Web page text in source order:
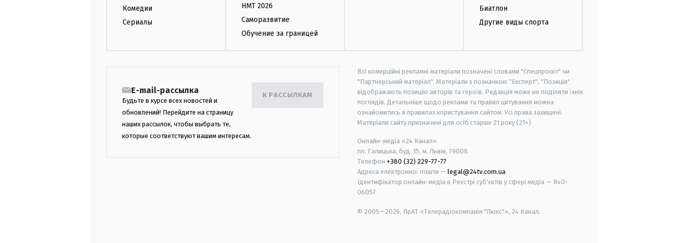
Комедии
Сериалы
НМТ 2026
Саморазвитие
Обучение за границей
Биатлон
Другие виды спорта
E-mail-рассылка
Будьте в курсе всех новостей и
обновлений! Перейдите на страницу
наших рассылок, чтобы выбрать те,
которые соответствуют вашим интересам.
К РАССЫЛКАМ
Всі комерційні рекламні матеріали позначені словами "Спецпроєкт" чи
"Партнерський матеріал". Матеріали з позначкою "Експерт", "Позиція"
відображають позицію авторів та героїв. Редакція може не поділяти їхніх
поглядів. Детальніше щодо реклами та правил цитування можна
ознайомитись в правилах користування сайтом. Усі права захищені.
Матеріали сайту призначені для осіб старше 21 року (21+)
Онлайн-медіа «24 Канал»
пл. Галицька, буд. 15, м. Львів, 79008
Телефон +380 (32) 229-77-77
Адреса електронної пошти — legal@24tv.com.ua
Ідентифікатор онлайн-медіа в Реєстрі суб'єктів у сфері медіа — R40-
06057
© 2005—2026, ПрАТ «Телерадіокомпанія "Люкс"», 24 Канал.